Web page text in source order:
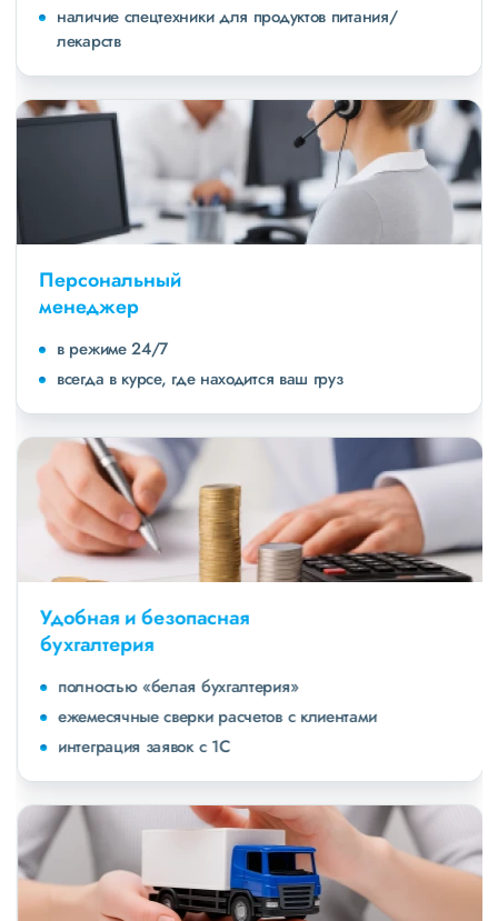
наличие спецтехники для продуктов питания/
лекарств
Персональный
менеджер
в режиме 24/7
всегда в курсе, где находится ваш груз
Удобная и безопасная
бухгалтерия
полностью «белая бухгалтерия»
ежемесячные сверки расчетов с клиентами
интеграция заявок с 1С